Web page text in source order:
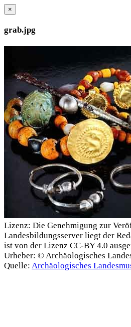
×
grab.jpg
Lizenz: Die Genehmigung zur
Landesbildungsserver liegt der
ist von der Lizenz CC-BY 4.0
Urheber: © Archäologisches
Quelle: Archäologisches